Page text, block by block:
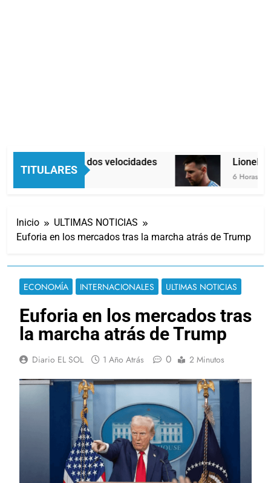
TITULARES
Economía en dos velocidades
5 Horas Atrás
Lionel
6 Horas Atrás
Inicio
ULTIMAS NOTICIAS
Euforia en los mercados tras la marcha atrás de Trump
ECONOMÍA INTERNACIONALES ULTIMAS NOTICIAS
Euforia en los mercados tras
la marcha atrás de Trump
Diario EL SOL 1 Año Atrás 0 2 Minutos